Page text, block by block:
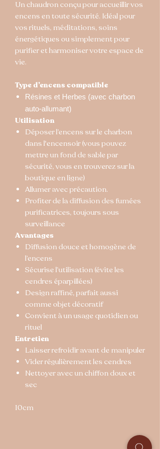
Un chaudron conçu pour accueillir vos
encens en toute sécurité. Idéal pour
vos rituels, méditations, soins
énergétiques ou simplement pour
purifier et harmoniser votre espace de
vie.
Type d’encens compatible
Résines et Herbes (avec charbon
auto-allumant)
Utilisation
Déposer l’encens sur le charbon
dans l'encensoir (vous pouvez
mettre un fond de sable par
sécurité, vous en trouverez sur la
boutique en ligne)
Allumer avec précaution.
Profiter de la diffusion des fumées
purificatrices, toujours sous
surveillance
Avantages
Diffusion douce et homogène de
l’encens
Sécurise l’utilisation (évite les
cendres éparpillées)
Design raffiné, parfait aussi
comme objet décoratif
Convient à un usage quotidien ou
rituel
Entretien
Laisser refroidir avant de manipuler
Vider régulièrement les cendres
Nettoyer avec un chiffon doux et
sec
10cm